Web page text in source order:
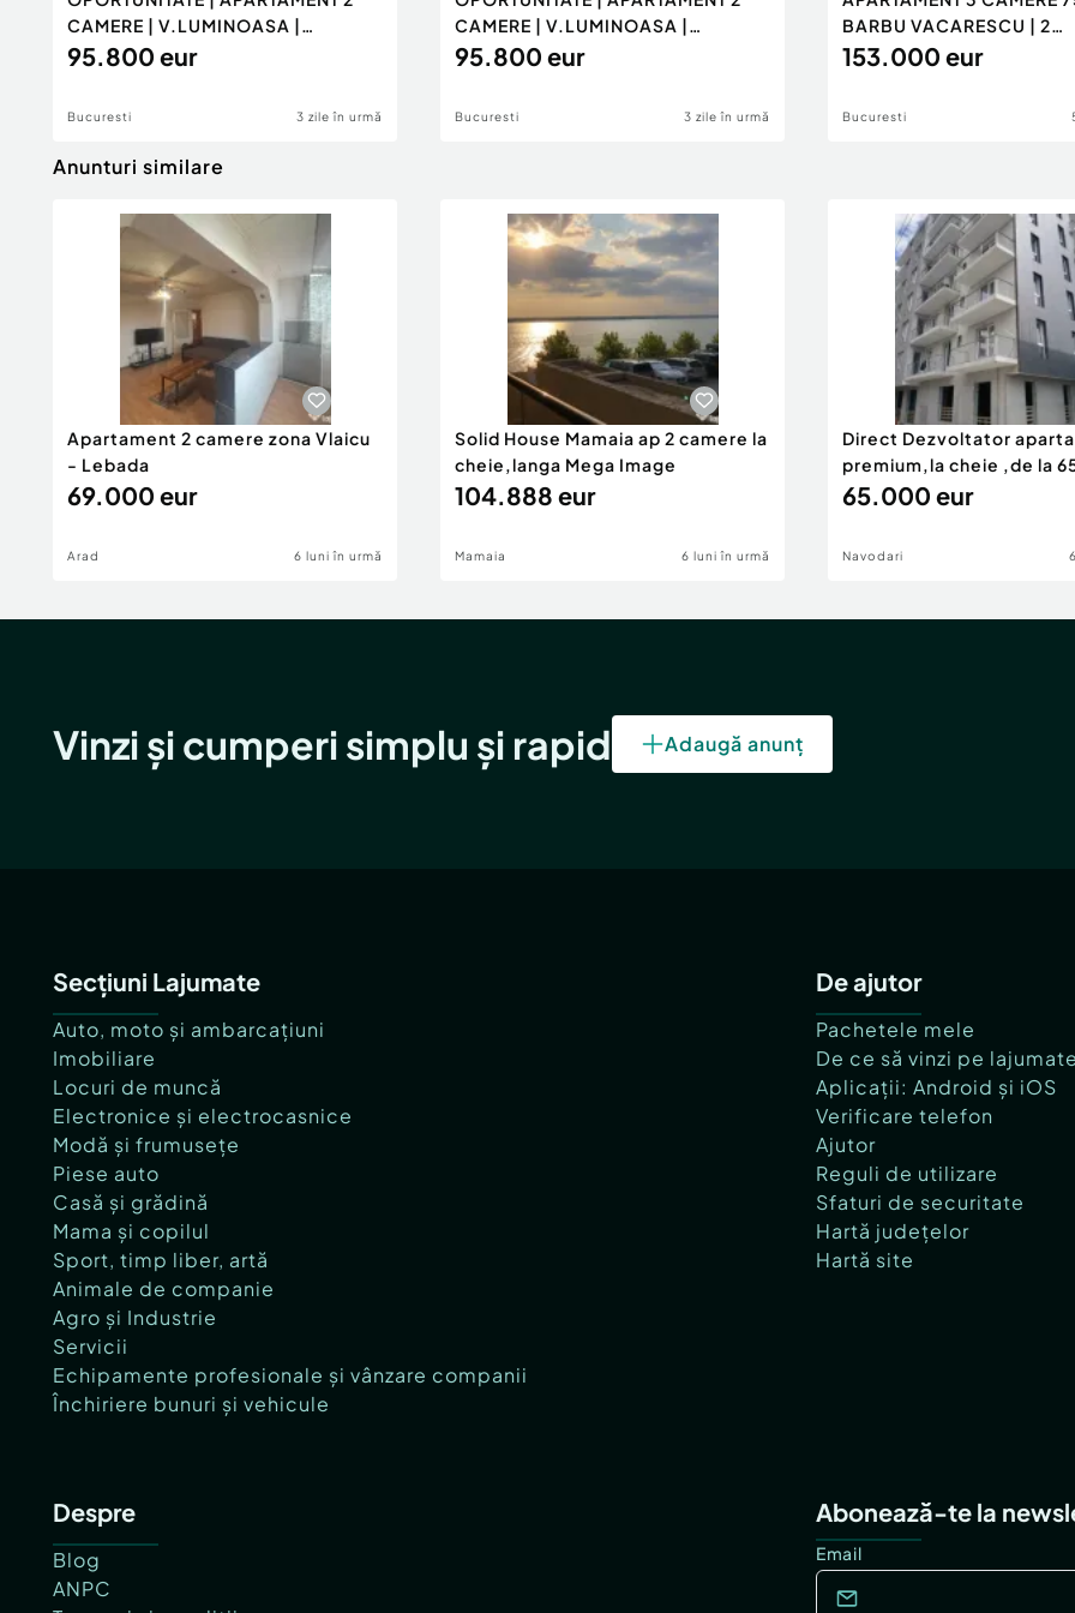
CAMERE | V.LUMINOASA |
METROU...
95.800 eur
Bucuresti 3 zile în urmă
CAMERE | V.LUMINOASA |
METROU...
95.800 eur
Bucuresti 3 zile în urmă
BARBU VACARESCU | 2
BALCOANE |...
153.000 eur
Bucuresti
Anunturi similare
Apartament 2 camere zona Vlaicu
- Lebada
69.000 eur
Arad 6 luni în urmă
Solid House Mamaia ap 2 camere la
cheie,langa Mega Image
104.888 eur
Mamaia 6 luni în urmă
Direct Dezvoltator
premium,la cheie ,de la
eur
65.000 eur
Navodari
Vinzi și cumperi simplu și rapid Adaugă anunț
Secțiuni Lajumate
Auto, moto și ambarcațiuni
Imobiliare
Locuri de muncă
Electronice și electrocasnice
Modă și frumusețe
Piese auto
Casă și grădină
Mama și copilul
Sport, timp liber, artă
Animale de companie
Agro și Industrie
Servicii
Echipamente profesionale și vânzare companii
Închiriere bunuri și vehicule
De ajutor
Pachetele mele
De ce să vinzi pe
Aplicații: Android și iOS
Verificare telefon
Ajutor
Reguli de utilizare
Sfaturi de securitate
Hartă județelor
Hartă site
Despre
Blog
ANPC
Abonează-te la
Email